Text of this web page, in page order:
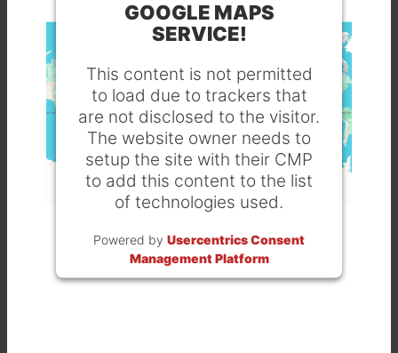
GOOGLE MAPS
SERVICE!
This content is not permitted
to load due to trackers that
are not disclosed to the visitor.
The website owner needs to
setup the site with their CMP
to add this content to the list
of technologies used.
Powered by Usercentrics Consent
Management Platform